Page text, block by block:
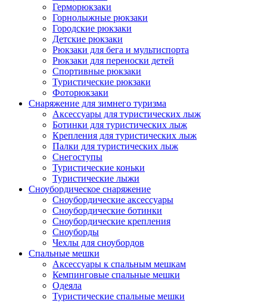
Герморюкзаки
Горнолыжные рюкзаки
Городские рюкзаки
Детские рюкзаки
Рюкзаки для бега и мультиспорта
Рюкзаки для переноски детей
Спортивные рюкзаки
Туристические рюкзаки
Фоторюкзаки
Снаряжение для зимнего туризма
Аксессуары для туристических лыж
Ботинки для туристических лыж
Крепления для туристических лыж
Палки для туристических лыж
Снегоступы
Туристические коньки
Туристические лыжи
Сноубордическое снаряжение
Сноубордические аксессуары
Сноубордические ботинки
Сноубордические крепления
Сноуборды
Чехлы для сноубордов
Спальные мешки
Аксессуары к спальным мешкам
Кемпинговые спальные мешки
Одеяла
Туристические спальные мешки